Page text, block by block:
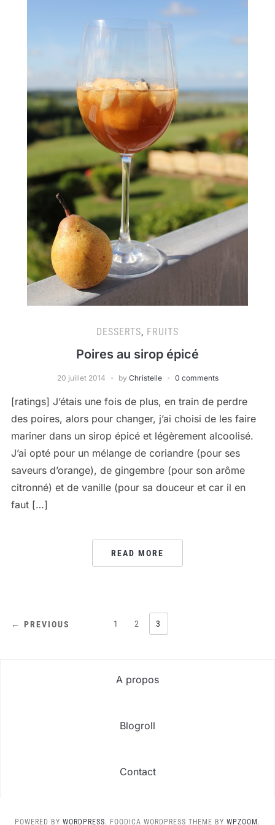
DESSERTS, FRUITS
Poires au sirop épicé
20 juillet 2014 by Christelle 0 comments
[ratings] J’étais une fois de plus, en train de perdre
des poires, alors pour changer, j’ai choisi de les faire
mariner dans un sirop épicé et légèrement alcoolisé.
J’ai opté pour un mélange de coriandre (pour ses
saveurs d’orange), de gingembre (pour son arôme
citronné) et de vanille (pour sa douceur et car il en
faut […]
READ MORE
PAGINATION
← PREVIOUS 1 2 3
A propos
Blogroll
Contact
POWERED BY WORDPRESS. FOODICA WORDPRESS THEME BY WPZOOM.